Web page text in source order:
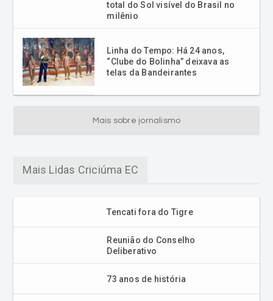
total do Sol visível do Brasil no
milênio
Linha do Tempo: Há 24 anos,
“Clube do Bolinha” deixava as
telas da Bandeirantes
Mais sobre jornalismo
Mais Lidas Criciúma EC
Tencati fora do Tigre
Reunião do Conselho
Deliberativo
73 anos de história